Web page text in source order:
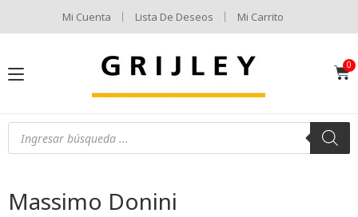
Mi Cuenta Lista De Deseos Mi Carrito
Massimo Donini